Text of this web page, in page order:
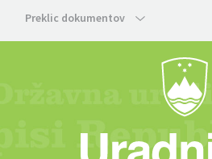
Preklic dokumentov